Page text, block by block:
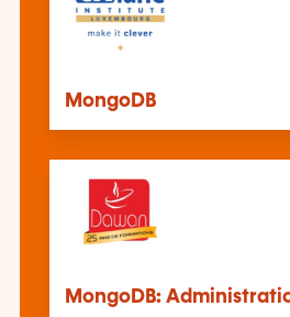
MongoDB
MongoDB: